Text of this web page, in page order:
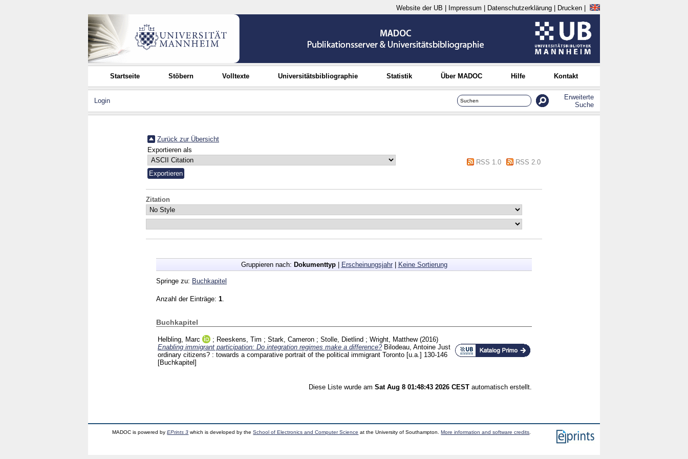
Website der UB Impressum Datenschutzerklärung Drucken
Startseite Stöbern Volltexte Universitätsbibliographie Statistik Über MADOC Hilfe Kontakt
Login
Erweiterte
Suche
Zurück zur Übersicht
Exportieren als
RSS 1.0
RSS 2.0
Zitation
Gruppieren nach: Dokumenttyp| Erscheinungsjahr| Keine Sortierung
Springe zu: Buchkapitel
Anzahl der Einträge: 1
Buchkapitel
Helbling, Marc ; Reeskens, Tim ; Stark, Cameron ; Stolle, Dietlind ; Wright, Matthew (2016)
Enabling immigrant participation: Do integration regimes make a difference? Bilodeau, Antoine Just
ordinary citizens? : towards a comparative portrait of the political immigrant Toronto [u.a.] 130-146
[Buchkapitel]
Diese Liste wurde am Sat Aug 8 01:48:43 2026 CEST automatisch erstellt.
MADOC is powered byEPrints 3 which is developed by theSchool of Electronics and Computer Science at the University of Southampton.More information and software credits